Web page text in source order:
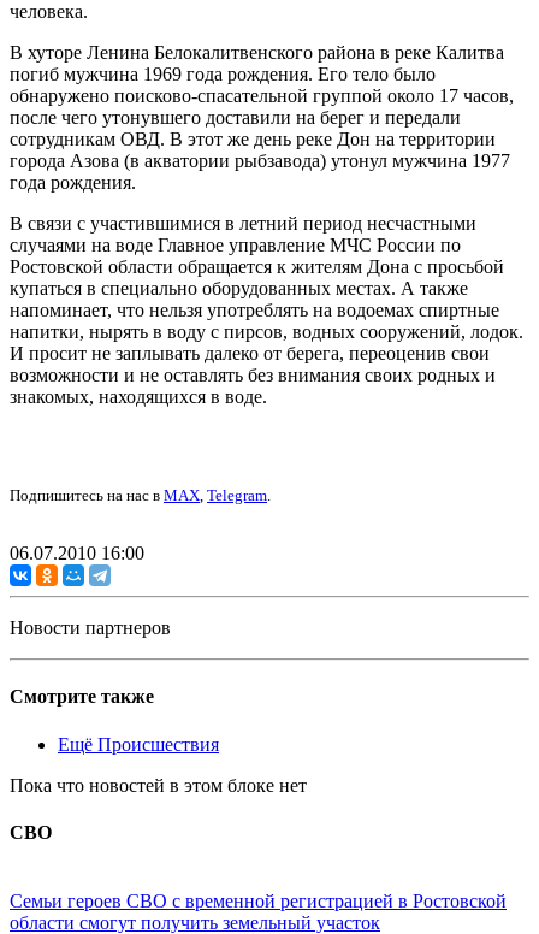
человека.
В хуторе Ленина Белокалитвенского района в реке Калитва
погиб мужчина 1969 года рождения. Его тело было
обнаружено поисково-спасательной группой около 17 часов,
после чего утонувшего доставили на берег и передали
сотрудникам ОВД. В этот же день реке Дон на территории
города Азова (в акватории рыбзавода) утонул мужчина 1977
года рождения.
В связи с участившимися в летний период несчастными
случаями на воде Главное управление МЧС России по
Ростовской области обращается к жителям Дона с просьбой
купаться в специально оборудованных местах. А также
напоминает, что нельзя употреблять на водоемах спиртные
напитки, нырять в воду с пирсов, водных сооружений, лодок.
И просит не заплывать далеко от берега, переоценив свои
возможности и не оставлять без внимания своих родных и
знакомых, находящихся в воде.
Подпишитесь на нас в MAX, Telegram.
06.07.2010 16:00
Новости партнеров
Смотрите также
Ещё Происшествия
Пока что новостей в этом блоке нет
СВО
Семьи героев СВО с временной регистрацией в Ростовской
области смогут получить земельный участок